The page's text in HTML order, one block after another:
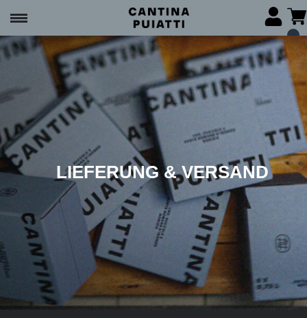
LIEFERUNG & VERSAND